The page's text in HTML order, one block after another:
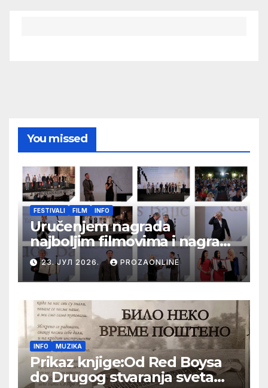
You missed
FESTIVALI FILM INFO
Uručenjem nagrada
najboljim filmovima i nagrade
„Aleksandar Lifka“ Radošu
Bajiću svečano zatvoren 33.
Festival evropskog filma Palić
23. ЈУЛ 2026. PROZAONLINE
INFO MUZIKA
Prikaz knjige:Od Red Boysa
do Drugog stvaranja sveta